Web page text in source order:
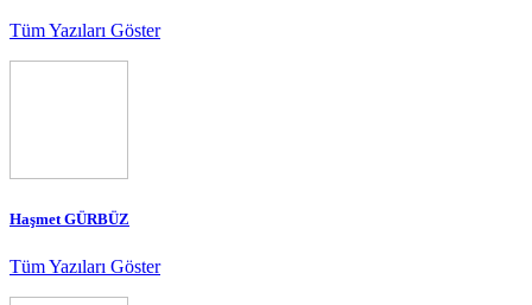
Tüm Yazıları Göster
Haşmet GÜRBÜZ
Tüm Yazıları Göster